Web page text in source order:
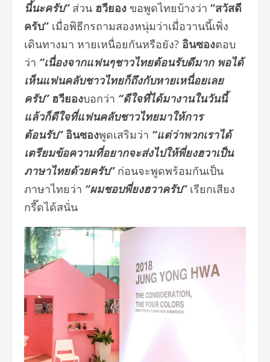
นี้นะครับ” ส่วน ฮวียอง ขอพูดไทยบ้างว่า “สวัสดี
ครับ” เมื่อพิธีกรถามสองหนุ่มว่าเมื่อวานนี้เพิ่ง
เดินทางมา หายเหนื่อยกันหรือยัง? อินซองตอบ
ว่า “เนื่องจากแฟนๆชาวไทยต้อนรับดีมาก พอได้
เห็นแฟนคลับชาวไทยก็ถึงกับหายเหนื่อยเลย
ครับ” ฮวียองบอกว่า “ดีใจที่ได้มางานในวันนี้
แล้วก็ดีใจที่แฟนคลับชาวไทยมาให้การ
ต้อนรับ” อินซองพูดเสริมว่า “แต่ว่าพวกเราได้
เตรียมข้อความที่อยากจะส่งไปให้พี่ยงฮวาเป็น
ภาษาไทยด้วยครับ”ก่อนจะพูดพร้อมกันเป็น
ภาษาไทยว่า “ผมชอบพี่ยงฮวาครับ”เรียกเสียง
กรี๊ดได้สนั่น